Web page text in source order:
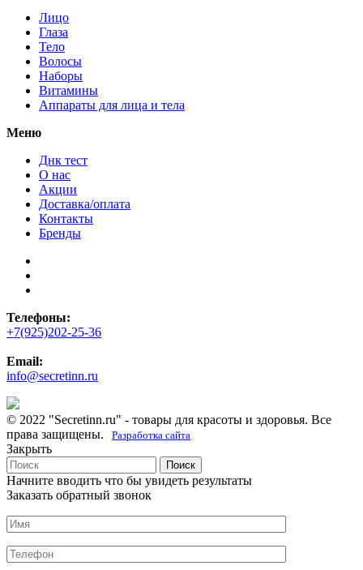
Лицо
Глаза
Тело
Волосы
Наборы
Витамины
Аппараты для лица и тела
Меню
Днк тест
О нас
Акции
Доставка/оплата
Контакты
Бренды
Телефоны:
+7(925)202-25-36
Email:
info@secretinn.ru
© 2022 "Secretinn.ru" - товары для красоты и здоровья. Все
права защищены.
Разработка сайта
Закрыть
Поиск
Начните вводить что бы увидеть результаты
Заказать обратный звонок